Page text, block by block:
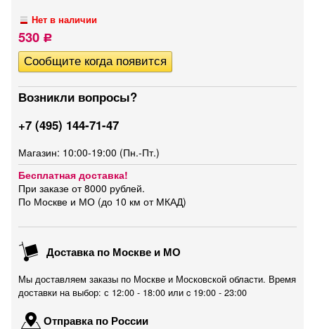
Нет в наличии
530 Р
Возникли вопросы?
+7 (495) 144-71-47
Магазин: 10:00-19:00 (Пн.-Пт.)
Бесплатная доставка!
При заказе от 8000 рублей.
По Москве и МО (до 10 км от МКАД)
Доставка по Москве и МО
Мы доставляем заказы по Москве и Московской области. Время
доставки на выбор: с 12:00 - 18:00 или c 19:00 - 23:00
Отправка по России